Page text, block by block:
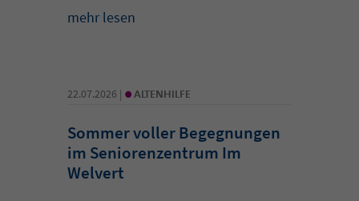
mehr lesen
22.07.2026 | • ALTENHILFE
Sommer voller Begegnungen
im Seniorenzentrum Im
Welvert